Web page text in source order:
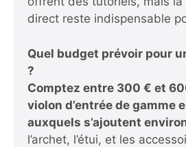
direct reste indispensable
Quel budget prévoir pour
?
Comptez entre 300 € et
violon d’entrée de gamme
auxquels s’ajoutent
l’archet, l’étui, et les